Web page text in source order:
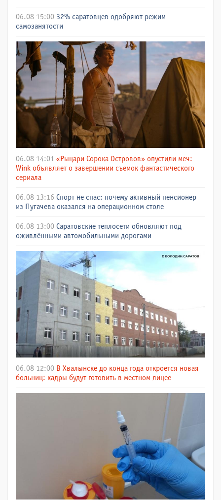
06.08 15:00 32% саратовцев одобряют режим
самозанятости
06.08 14:01 «Рыцари Сорока Островов» опустили меч:
Wink объявляет о завершении съемок фантастического
сериала
06.08 13:16 Спорт не спас: почему активный пенсионер
из Пугачева оказался на операционном столе
06.08 13:00 Саратовские теплосети обновляют под
оживлёнными автомобильными дорогами
06.08 12:00 В Хвалынске до конца года откроется новая
больниц: кадры будут готовить в местном лицее